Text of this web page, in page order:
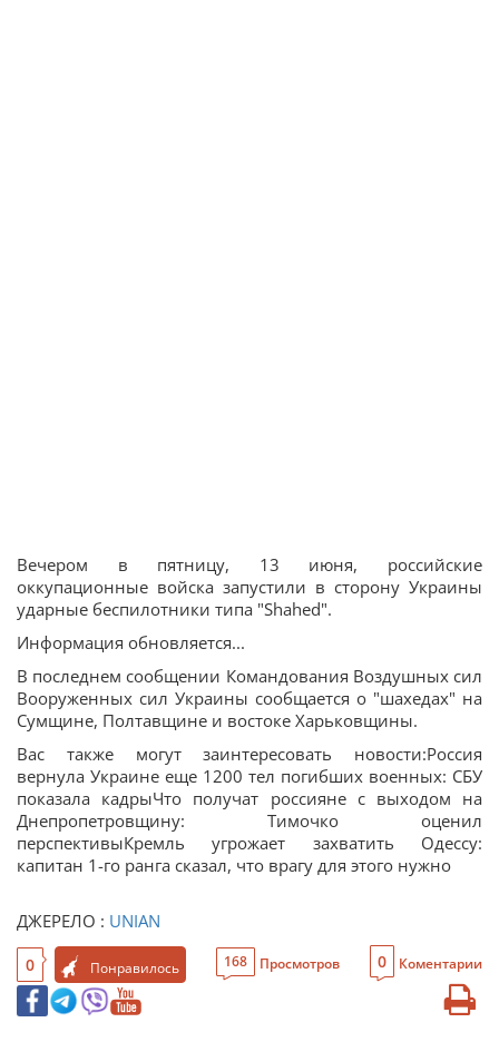
Вечером в пятницу, 13 июня, российские
оккупационные войска запустили в сторону Украины
ударные беспилотники типа "Shahed".
Информация обновляется...
В последнем сообщении Командования Воздушных сил
Вооруженных сил Украины сообщается о "шахедах" на
Сумщине, Полтавщине и востоке Харьковщины.
Вас также могут заинтересовать новости:Россия
вернула Украине еще 1200 тел погибших военных: СБУ
показала кадрыЧто получат россияне с выходом на
Днепропетровщину: Тимочко оценил
перспективыКремль угрожает захватить Одессу:
капитан 1-го ранга сказал, что врагу для этого нужно
ДЖЕРЕЛО : UNIAN
0 Понравилось 168 Просмотров 0 Коментарии